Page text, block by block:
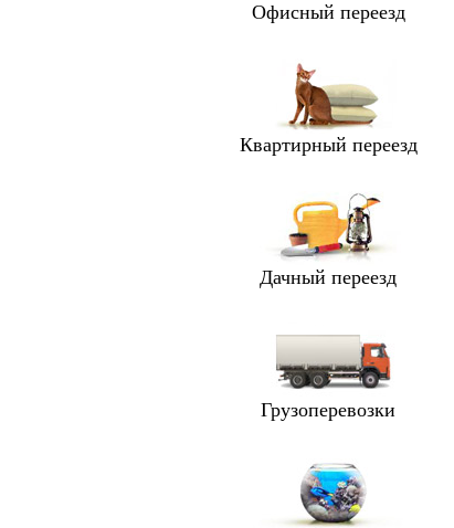
Офисный переезд
Квартирный переезд
Дачный переезд
Грузоперевозки